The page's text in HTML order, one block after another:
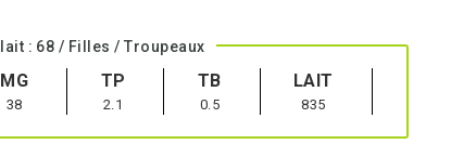
CD lait : 68 / Filles / Troupeaux
MG
38
TP
2.1
TB
0.5
LAIT
835